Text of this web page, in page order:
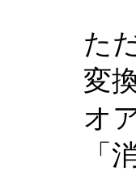
た
変
オ
「